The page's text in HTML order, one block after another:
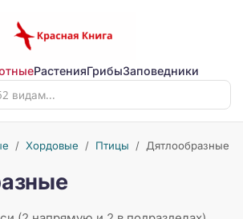
РастенияГрибыЗаповедники
/ Хордовые / Птицы / Дятлообразные